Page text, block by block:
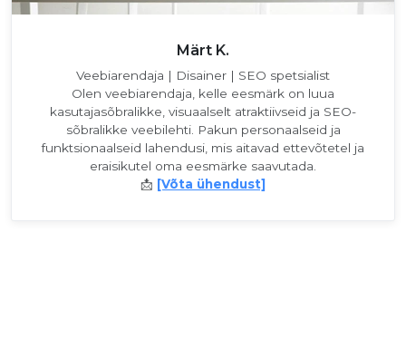
Märt K.
Veebiarendaja | Disainer | SEO spetsialist
Olen veebiarendaja, kelle eesmärk on luua
kasutajasõbralikke, visuaalselt atraktiivseid ja SEO-
sõbralikke veebilehti. Pakun personaalseid ja
funktsionaalseid lahendusi, mis aitavad ettevõtetel ja
eraisikutel oma eesmärke saavutada.
📩 [Võta ühendust]